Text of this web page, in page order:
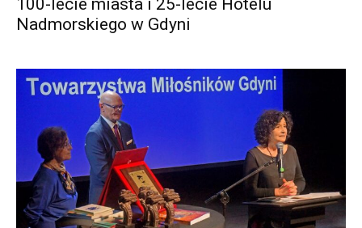
Nadmorskiego w Gdyni